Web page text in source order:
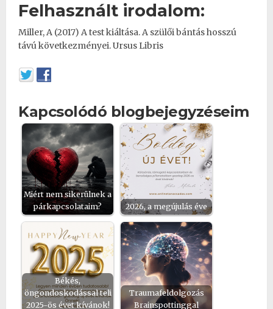
Felhasznált irodalom:
Miller, A (2017) A test kiáltása. A szülői bántás hosszú
távú következményei. Ursus Libris
Kapcsolódó blogbejegyzéseim
Miért nem sikerülnek a
párkapcsolataim?
2026, a megújulás éve
Békés,
öngondoskodással teli
2025-ös évet kívánok!
Traumafeldolgozás
Brainspottinggal